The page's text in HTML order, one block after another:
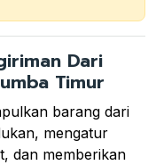
Dari
Timur
barang dari
mengatur
dan memberikan